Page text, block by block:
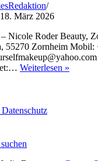
18. März 2026
Nicole Roder Beauty,
55270 Zornheim Mobil:
Weiterlesen »